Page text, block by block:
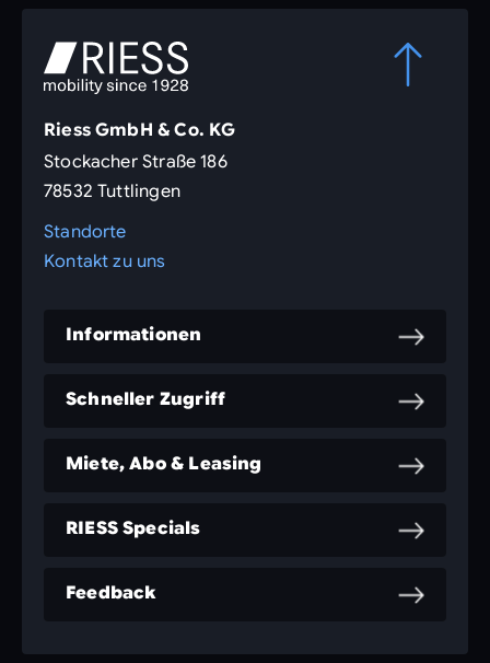
Riess GmbH & Co. KG
Stockacher Straße 186
78532 Tuttlingen
Standorte
Kontakt zu uns
Informationen
Schneller Zugriff
Miete, Abo & Leasing
RIESS Specials
Feedback